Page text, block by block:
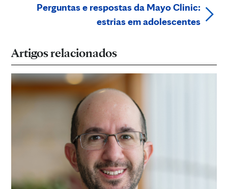
Perguntas e respostas da Mayo Clinic:
estrias em adolescentes
Artigos relacionados